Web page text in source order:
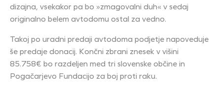
dizajna, vsekakor pa bo »zmagovalni duh« v sedaj
originalno belem avtodomu ostal za vedno.
Takoj po uradni predaji avtodoma podjetje napoveduje
še predaje donacij. Končni zbrani znesek v višini
85.758€ bo razdeljen med tri slovenske občine in
Pogačarjevo Fundacijo za boj proti raku.